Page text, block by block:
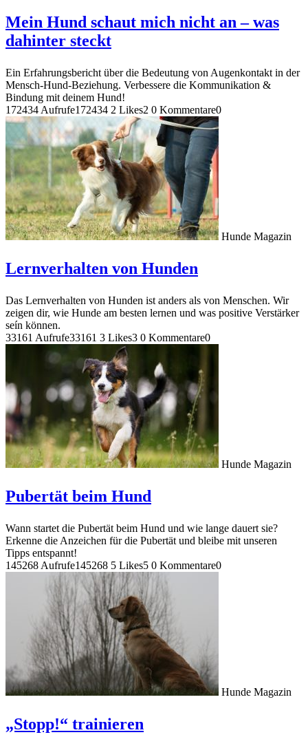
Mein Hund schaut mich nicht an – was
dahinter steckt
Ein Erfahrungsbericht über die Bedeutung von Augenkontakt in der
Mensch-Hund-Beziehung. Verbessere die Kommunikation &
Bindung mit deinem Hund!
172434 Aufrufe172434 2 Likes2 0 Kommentare0
Hunde Magazin
Lernverhalten von Hunden
Das Lernverhalten von Hunden ist anders als von Menschen. Wir
zeigen dir, wie Hunde am besten lernen und was positive Verstärker
seín können.
33161 Aufrufe33161 3 Likes3 0 Kommentare0
Hunde Magazin
Pubertät beim Hund
Wann startet die Pubertät beim Hund und wie lange dauert sie?
Erkenne die Anzeichen für die Pubertät und bleibe mit unseren
Tipps entspannt!
145268 Aufrufe145268 5 Likes5 0 Kommentare0
Hunde Magazin
„Stopp!“ trainieren